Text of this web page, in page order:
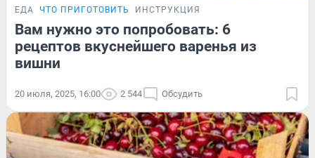
ЕДА ЧТО ПРИГОТОВИТЬ ИНСТРУКЦИЯ
Вам нужно это попробовать: 6
рецептов вкуснейшего варенья из
вишни
20 июля, 2025, 16:00 2 544 Обсудить